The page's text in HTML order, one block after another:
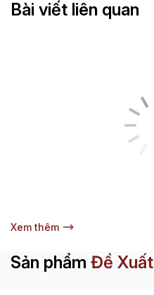
Bài viết liên quan
Xem thêm
Sản phẩm Đề Xuất